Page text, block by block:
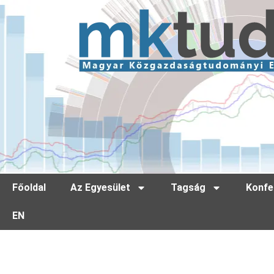
Főoldal Az Egyesület Tagság
EN